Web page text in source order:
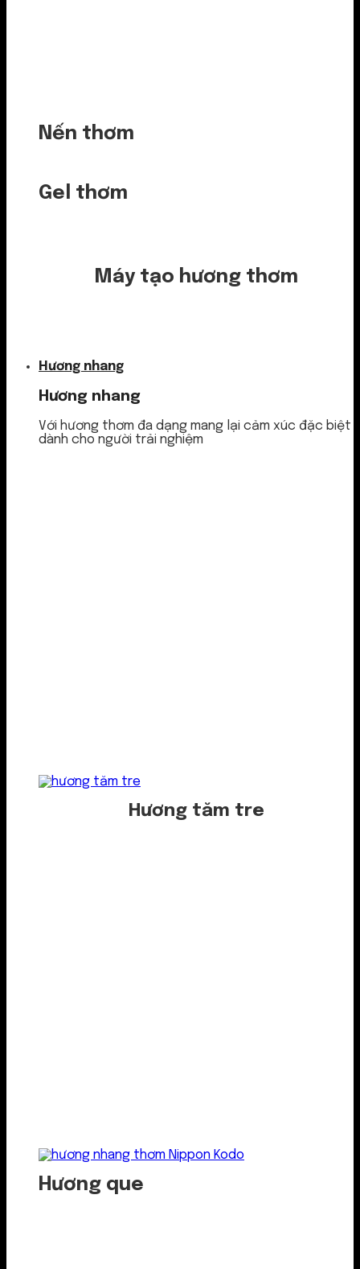
Nến thơm
Gel thơm
Máy tạo hương thơm
Hương nhang
Hương nhang
Với hương thơm đa dạng mang lại cảm xúc đặc biệt
dành cho người trải nghiệm
Hương tăm tre
Hương que